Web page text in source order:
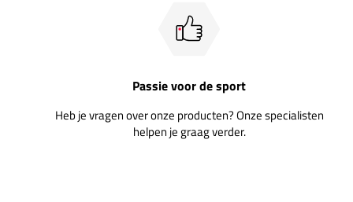
Passie voor de sport
Heb je vragen over onze producten? Onze specialisten
helpen je graag verder.